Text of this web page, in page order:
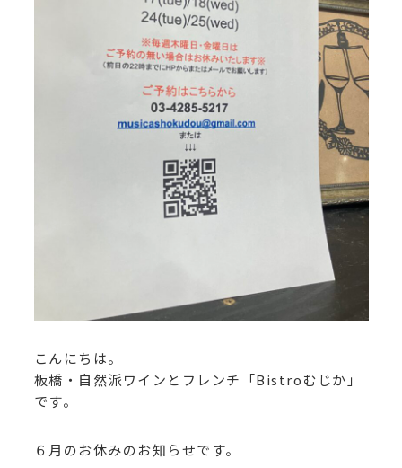
こんにちは。
板橋・自然派ワインとフレンチ「Bistroむじか」
です。
６月のお休みのお知らせです。